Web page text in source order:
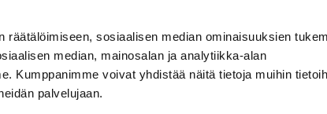
sosiaalisen median ominaisuuksien
median, mainosalan ja analytiikka-alan
Kumppanimme voivat yhdistää näitä tietoja muihin
palvelujaan.